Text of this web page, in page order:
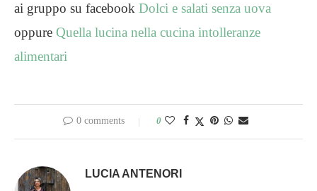
ai gruppo su facebook Dolci e salati senza uova
oppure Quella lucina nella cucina intolleranze
alimentari
0 comments 0
LUCIA ANTENORI